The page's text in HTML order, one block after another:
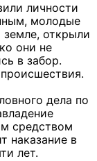
личности
молодые
открыли
они не
в забор.
дела по
средством
наказание в
лет.